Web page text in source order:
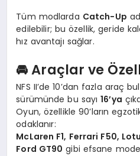
Tüm modlarda Catch-Up
edilebilir; bu özellik, geride
hız avantajı sağlar.
🚘 Araçlar ve
NFS II’de 10’dan fazla araç
sürümünde bu sayı16’ya
Oyun, özellikle 90’ların
odaklanır:
McLaren F1, Ferrari F50,
Ford GT90 gibi efsane